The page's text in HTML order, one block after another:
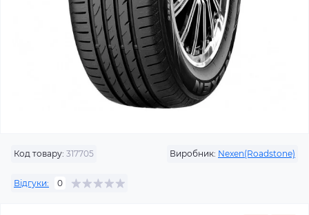
Код товару: 317705 Виробник: Nexen(Roadstone)
Відгуки: 0